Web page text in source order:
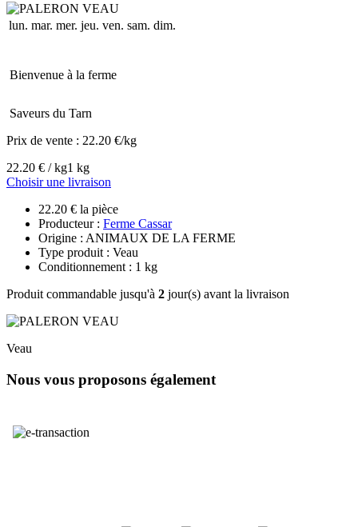
lun. mar. mer. jeu. ven. sam. dim.
Bienvenue à la ferme
Saveurs du Tarn
Prix de vente : 22.20 €/kg
22.20 € / kg1 kg
Choisir une livraison
22.20 € la pièce
Producteur : Ferme Cassar
Origine : ANIMAUX DE LA FERME
Type produit : Veau
Conditionnement : 1 kg
Produit commandable jusqu'à 2 jour(s) avant la livraison
Veau
Nous vous proposons également